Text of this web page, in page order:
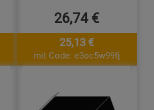
26,74 €
25,13 €
mit Code: e3oc5w99fj